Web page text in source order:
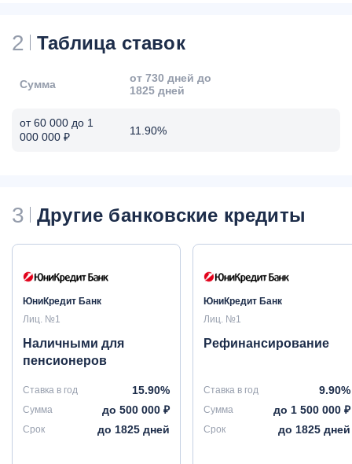
2 Таблица ставок
Сумма
от 730 дней до
1825 дней
от 60 000 до 1
000 000 ₽
11.90%
3 Другие банковские кредиты
ЮниКредит Банк
Лиц. №1
Наличными для
пенсионеров
Ставка в год 15.90%
Сумма до 500 000 ₽
Срок до 1825 дней
ЮниКредит Банк
Лиц. №1
Рефинансирование
Ставка в год 9.90%
Сумма до 1 500 000 ₽
Срок до 1825 дней